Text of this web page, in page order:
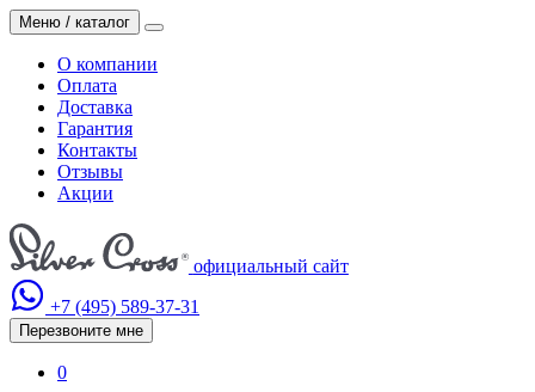
Меню / каталог
О компании
Оплата
Доставка
Гарантия
Контакты
Отзывы
Акции
официальный сайт
+7 (495) 589-37-31
Перезвоните мне
0